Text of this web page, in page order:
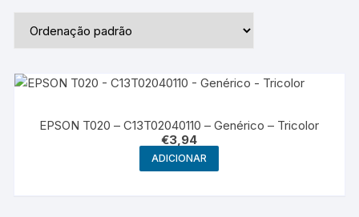
EPSON T020 – C13T02040110 – Genérico – Tricolor
€3,94
ADICIONAR